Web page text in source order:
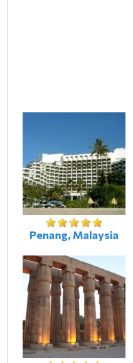
Penang, Malaysia